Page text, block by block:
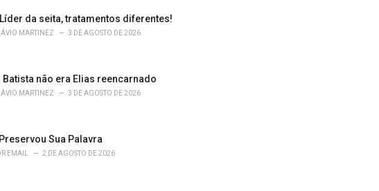
da seita, tratamentos diferentes!
MARTINEZ 3 DE AGOSTO DE 2026
Batista não era Elias reencarnado
MARTINEZ 3 DE AGOSTO DE 2026
Sua Palavra
EMAIL 2 DE AGOSTO DE 2026